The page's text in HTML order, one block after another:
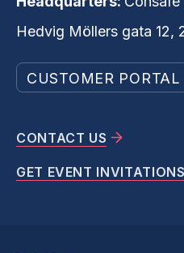
Hedvig Möllers gata 12,
CUSTOMER PORTAL
CONTACT US
GET EVENT INVITATIONS